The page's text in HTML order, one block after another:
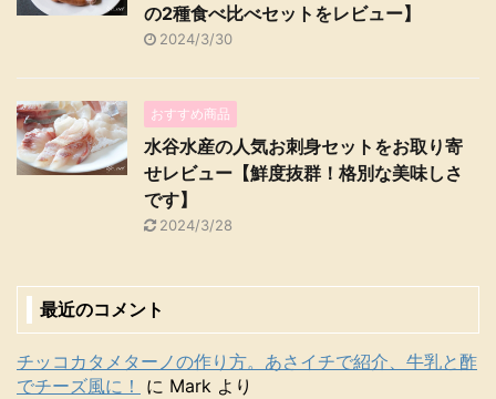
の2種食べ比べセットをレビュー】
2024/3/30
おすすめ商品
水谷水産の人気お刺身セットをお取り寄
せレビュー【鮮度抜群！格別な美味しさ
です】
2024/3/28
最近のコメント
チッコカタメターノの作り方。あさイチで紹介、牛乳と酢
でチーズ風に！
に Mark より